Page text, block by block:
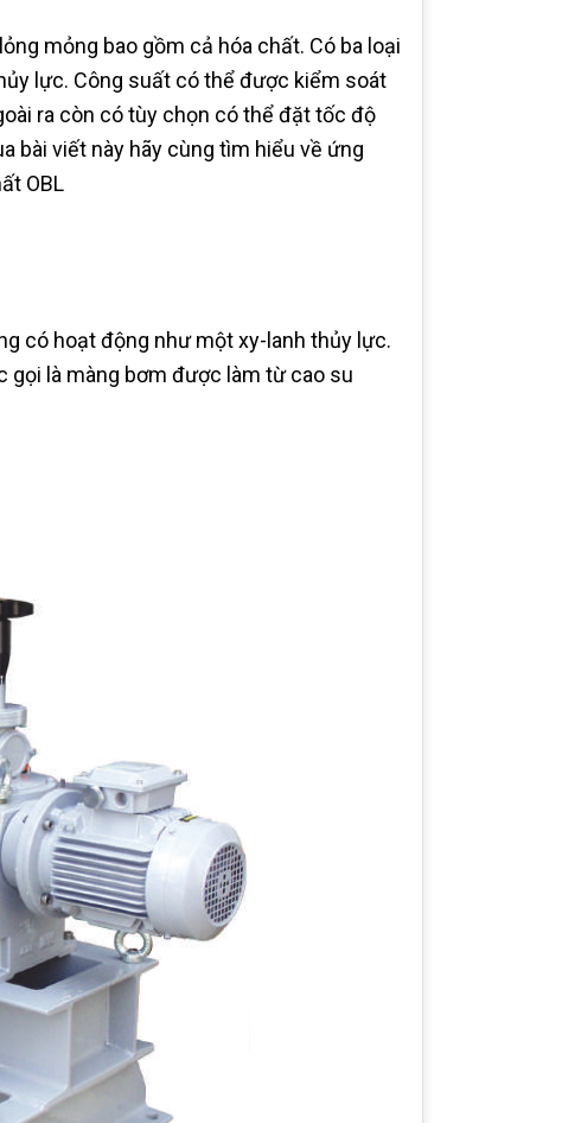
mỏng bao gồm cả hóa chất. Có ba loại
lực. Công suất có thể được kiểm soát
ra còn có tùy chọn có thể đặt tốc độ
bài viết này hãy cùng tìm hiểu về ứng
OBL
có hoạt động như một xy-lanh thủy lực.
là màng bơm được làm từ cao su